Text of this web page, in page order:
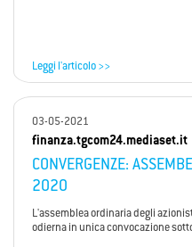
Leggi l'articolo >>
03-05-2021
finanza.tgcom24.mediaset.it
CONVERGENZE:
2020
L'assemblea ordinaria degli
odierna in unica convocazione